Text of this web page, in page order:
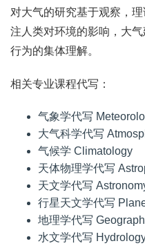
对大气的研究基于观察，
注人类对环境的影响，大
行为的集体理解。
相关专业课程代写：
气象学代写
大气科学代写
气候学 Climatology
天体物理学代写
天文学代写
行星天文学代写
地理学代写
水文学代写